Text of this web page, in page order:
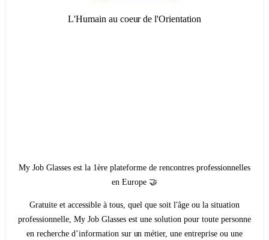
L'Humain au coeur de l'Orientation
My Job Glasses est la 1ère plateforme de rencontres professionnelles
en Europe 🤝
Gratuite et accessible à tous, quel que soit l'âge ou la situation
professionnelle, My Job Glasses est une solution pour toute personne
en recherche d’information sur un métier, une entreprise ou une